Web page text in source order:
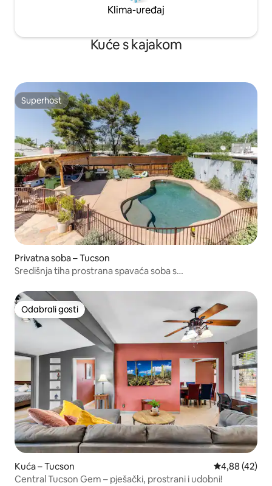
Klima-uređaj
Kuće s kajakom
Superhost
Superhost
Privatna soba – Tucson
Središnja tiha prostrana spavaća soba s
Odabrali gosti
Odabrali gosti
Kuća – Tucson Prosječna
4,88 (42)
Central Tucson Gem – pješački, prostrani i udobni!